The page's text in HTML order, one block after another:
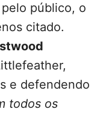
público, o
citado.
e defendendo
todos os